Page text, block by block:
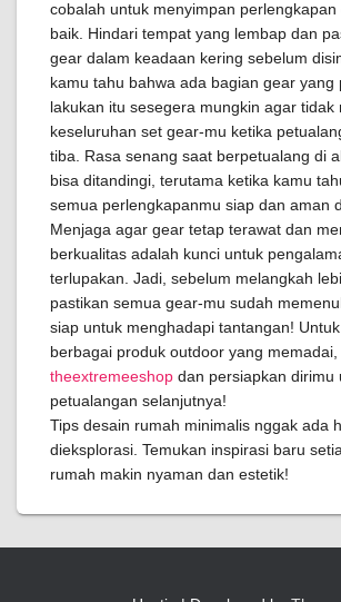
cobalah untuk menyimpan perlengkapan
baik. Hindari tempat yang lembap dan
gear dalam keadaan kering sebelum
kamu tahu bahwa ada bagian gear yang
lakukan itu sesegera mungkin agar tidak
keseluruhan set gear-mu ketika
tiba. Rasa senang saat berpetualang di
bisa ditandingi, terutama ketika kamu
semua perlengkapanmu siap dan aman
Menjaga agar gear tetap terawat dan
berkualitas adalah kunci untuk
terlupakan. Jadi, sebelum melangkah
pastikan semua gear-mu sudah
siap untuk menghadapi tantangan!
berbagai produk outdoor yang
theextremeeshop dan persiapkan dirimu
petualangan selanjutnya!
Tips desain rumah minimalis nggak ada
dieksplorasi. Temukan inspirasi baru
rumah makin nyaman dan estetik!